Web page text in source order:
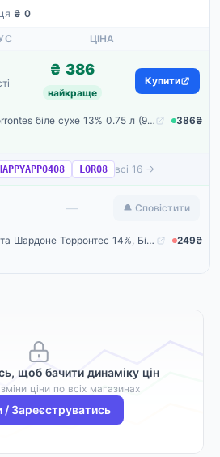
₴ 0
ЦІНА
₴ 386
найкраще
Купити
Вино Callia Chardonnay Torrontes біле сухе 13% 0.75 л (90299)
386₴
LOR08 всі 16 →
— 🔔 Сповістити
Вино Аргентини Callia Альта Шардоне Торронтес 14%, Біле, Сухе, 0.75 л
249₴
щоб бачити динаміку цін
ціни по всіх магазинах
/ Зареєструватись